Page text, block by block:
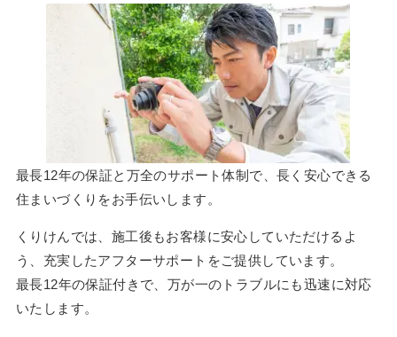
最長12年の保証と万全のサポート体制で、長く安心できる
住まいづくりをお手伝いします。
くりけんでは、施工後もお客様に安心していただけるよ
う、充実したアフターサポートをご提供しています。
最長12年の保証付きで、万が一のトラブルにも迅速に対応
いたします。